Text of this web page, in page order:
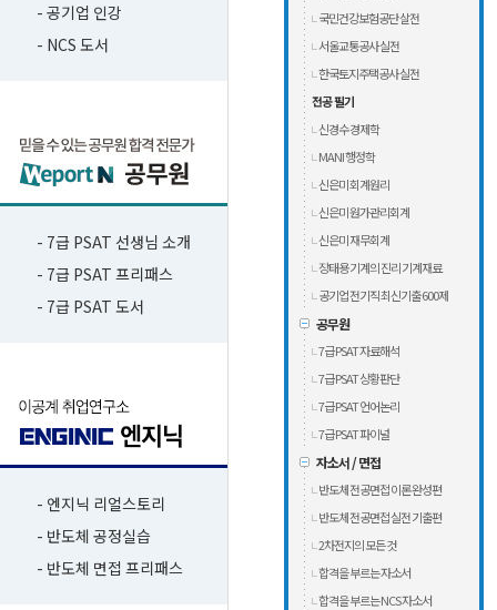
- 공기업 인강
- NCS 도서
- 7급 PSAT 선생님 소개
- 7급 PSAT 프리패스
- 7급 PSAT 도서
- 엔지닉 리얼스토리
- 반도체 공정실습
- 반도체 면접 프리패스
국민건강보험공단 살전
서울교통공사 실전
한국토지주택공사 실전
전공 필기
신경수 경제학
MANI 행정학
신은미 회계원리
신은미 원가관리회계
신은미 재무회계
장태용 기계의 진리 기계재료
공기업 전기직 최신기출 600제
공무원
7급 PSAT 자료해석
7급 PSAT 상황판단
7급 PSAT 언어논리
7급 PSAT 파이널
자소서 / 면접
반도체 전공면접 이론 완성편
반도체 전공면접 실전 기출편
2차전지의 모든 것
합격을 부르는 자소서
합격을 부르는 NCS 자소서